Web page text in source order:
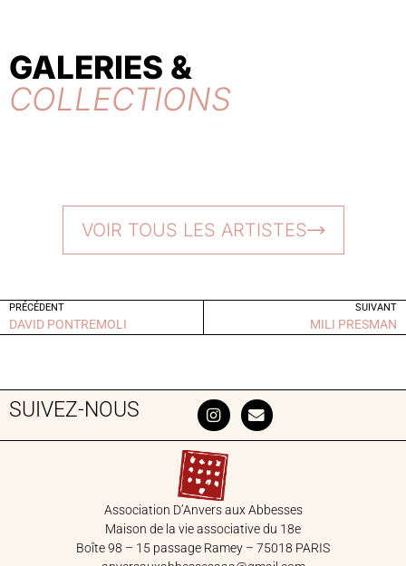
GALERIES &
COLLECTIONS
VOIR TOUS LES ARTISTES
PRÉCÉDENT
DAVID PONTREMOLI
SUIVANT
MILI PRESMAN
SUIVEZ-NOUS
Association D’Anvers aux Abbesses
Maison de la vie associative du 18‎e
Boîte 98 – 15 passage Ramey – 75018 PARIS